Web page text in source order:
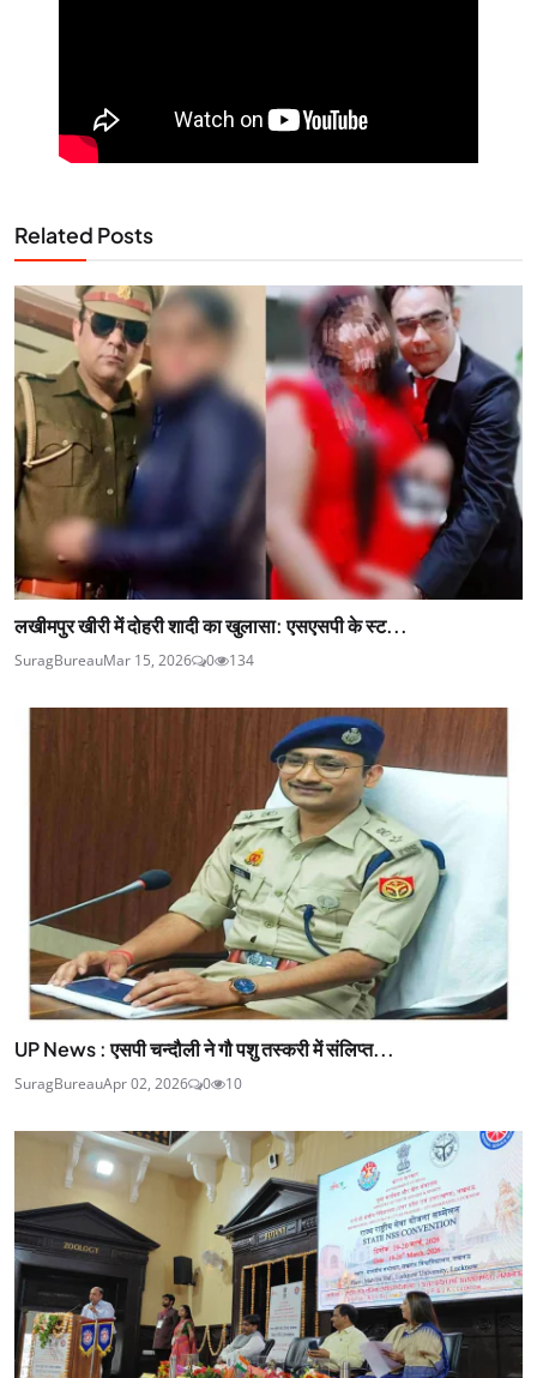
Related Posts
लखीमपुर खीरी में दोहरी शादी का खुलासा: एसएसपी के स्ट...
SuragBureauMar 15, 2026 0 134
UP News : एसपी चन्दौली ने गौ पशु तस्करी में संलिप्त...
SuragBureauApr 02, 2026 0 10